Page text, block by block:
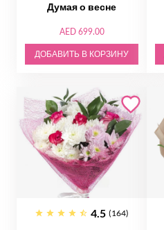
Думая о весне
AED 699.00
ДОБАВИТЬ В КОРЗИНУ
4.5 (164)